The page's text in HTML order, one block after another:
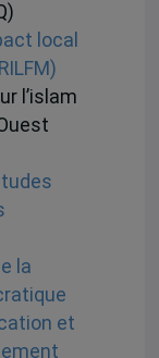
local
l’islam
la
et